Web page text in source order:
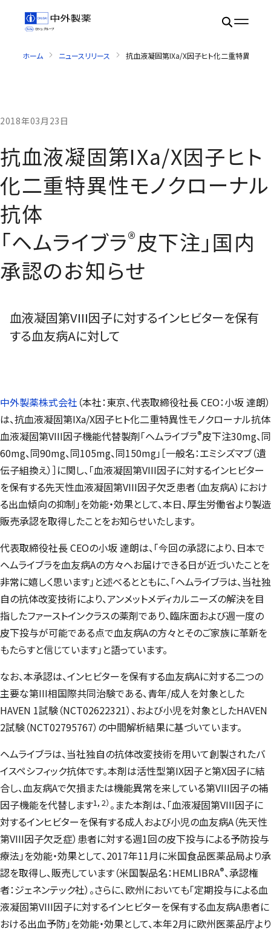
ホーム ニュースリリース 抗血液凝固第IXa/X因子ヒト化二重特異性モノ
2018年03月23日
抗血液凝固第IXa/X因子ヒト
化二重特異性モノクローナル
抗体
「ヘムライブラ®皮下注」国内
承認のお知らせ
血液凝固第VIII因子に対するインヒビターを保有
する血友病Aに対して
中外製薬株式会社 （本社：東京、代表取締役社長 CEO：小坂 達朗）
は、抗血液凝固第IXa/X因子ヒト化二重特異性モノクローナル抗体
血液凝固第VIII因子機能代替製剤「ヘムライブラ®皮下注30mg、同
60mg、同90mg、同105mg、同150mg」［一般名：エミシズマブ（遺
伝子組換え）］に関し、「血液凝固第VIII因子に対するインヒビター
を保有する先天性血液凝固第VIII因子欠乏患者（血友病A）におけ
る出血傾向の抑制」を効能・効果として、本日、厚生労働省より製造
販売承認を取得したことをお知らせいたします。
代表取締役社長 CEOの小坂 達朗は、「今回の承認により、日本で
ヘムライブラを血友病Aの方々へお届けできる日が近づいたことを
非常に嬉しく思います」と述べるとともに、「ヘムライブラは、当社独
自の抗体改変技術により、アンメットメディカルニーズの解決を目
指したファーストインクラスの薬剤であり、臨床面および週一度の
皮下投与が可能である点で血友病Aの方々とそのご家族に革新を
もたらすと信じています」と語っています。
なお、本承認は、インヒビターを保有する血友病Aに対する二つの
主要な第III相国際共同治験である、青年/成人を対象とした
HAVEN 1試験（NCT02622321）、および小児を対象としたHAVEN
2試験（NCT02795767）の中間解析結果に基づいています。
ヘムライブラは、当社独自の抗体改変技術を用いて創製されたバ
イスペシフィック抗体です。本剤は活性型第IX因子と第X因子に結
合し、血友病Aで欠損または機能異常を来している第VIII因子の補
因子機能を代替します1, 2） 。また本剤は、「血液凝固第VIII因子に
対するインヒビターを保有する成人および小児の血友病A（先天性
第VIII因子欠乏症）患者に対する週1回の皮下投与による予防投与
療法」を効能・効果として、2017年11月に米国食品医薬品局より承
認を取得し、販売しています（米国製品名：HEMLIBRA®、承認権
者：ジェネンテック社）。さらに、欧州においても「定期投与による血
液凝固第VIII因子に対するインヒビターを保有する血友病A患者に
おける出血予防」を効能・効果として、本年2月に欧州医薬品庁より